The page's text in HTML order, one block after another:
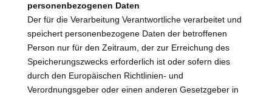
personenbezogenen Daten
Der für die Verarbeitung Verantwortliche verarbeitet und
speichert personenbezogene Daten der betroffenen
Person nur für den Zeitraum, der zur Erreichung des
Speicherungszwecks erforderlich ist oder sofern dies
durch den Europäischen Richtlinien- und
Verordnungsgeber oder einen anderen Gesetzgeber in